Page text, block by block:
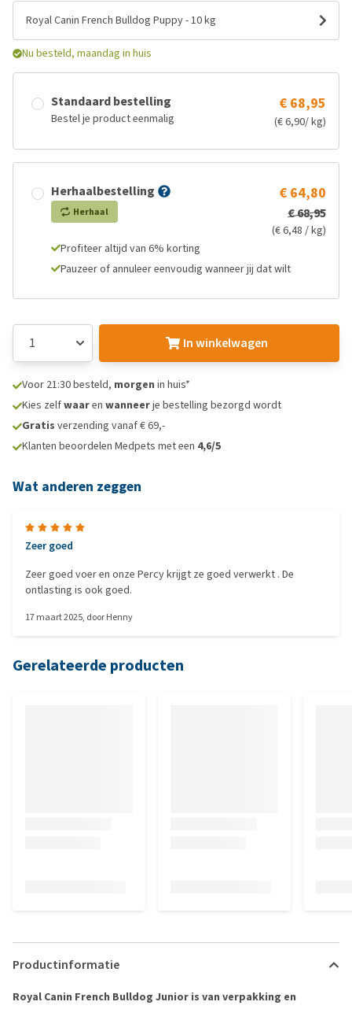
Royal Canin French Bulldog Puppy - 10 kg
Nu besteld, maandag in huis
Standaard bestelling
Bestel je product eenmalig
€ 68,95
(€ 6,90/ kg)
Herhaalbestelling
Herhaal
€ 64,80
€ 68,95
(€ 6,48 / kg)
Profiteer altijd van 6% korting
Pauzeer of annuleer eenvoudig wanneer jij dat wilt
In winkelwagen
Voor 21:30 besteld, morgen in huis*
Kies zelfwaaren wanneerje bestelling bezorgd wordt
Gratis verzending vanaf € 69,-
Klanten beoordelen Medpets met een 4,6/5
Wat anderen zeggen
Zeer goed
Zeer goed voer en onze Percy krijgt ze goed verwerkt . De
ontlasting is ook goed.
17 maart 2025, doorHenny
Gerelateerde producten
Productinformatie
Royal Canin French Bulldog Junior is van verpakking en